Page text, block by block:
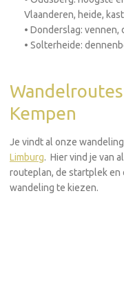
Vlaanderen, heide,
• Donderslag:
• Solterheide:
Kempen
Je vindt al onze
Limburg. Hier vind je van
routeplan, de startplek en
wandeling te kiezen.